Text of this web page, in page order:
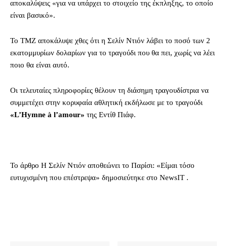
αποκαλύψεις «για να υπάρχει το στοιχείο της έκπληξης, το οποίο
είναι βασικό».
Το TΜΖ αποκάλυψε χθες ότι η Σελίν Ντιόν λάβει το ποσό των 2
εκατομμυρίων δολαρίων για το τραγούδι που θα πει, χωρίς να λέει
ποιο θα είναι αυτό.
Οι τελευταίες πληροφορίες θέλουν τη διάσημη τραγουδίστρια να
συμμετέχει στην κορυφαία αθλητική εκδήλωσε με το τραγούδι
«L’Hymne à l’amour» της Εντίθ Πιάφ.
To άρθρο Η Σελίν Ντιόν αποθεώνει το Παρίσι: «Είμαι τόσο
ευτυχισμένη που επέστρεψα» δημοσιεύτηκε στο NewsIT .